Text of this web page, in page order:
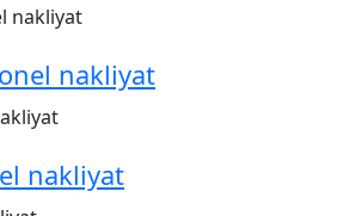
nakliyat
nakliyat